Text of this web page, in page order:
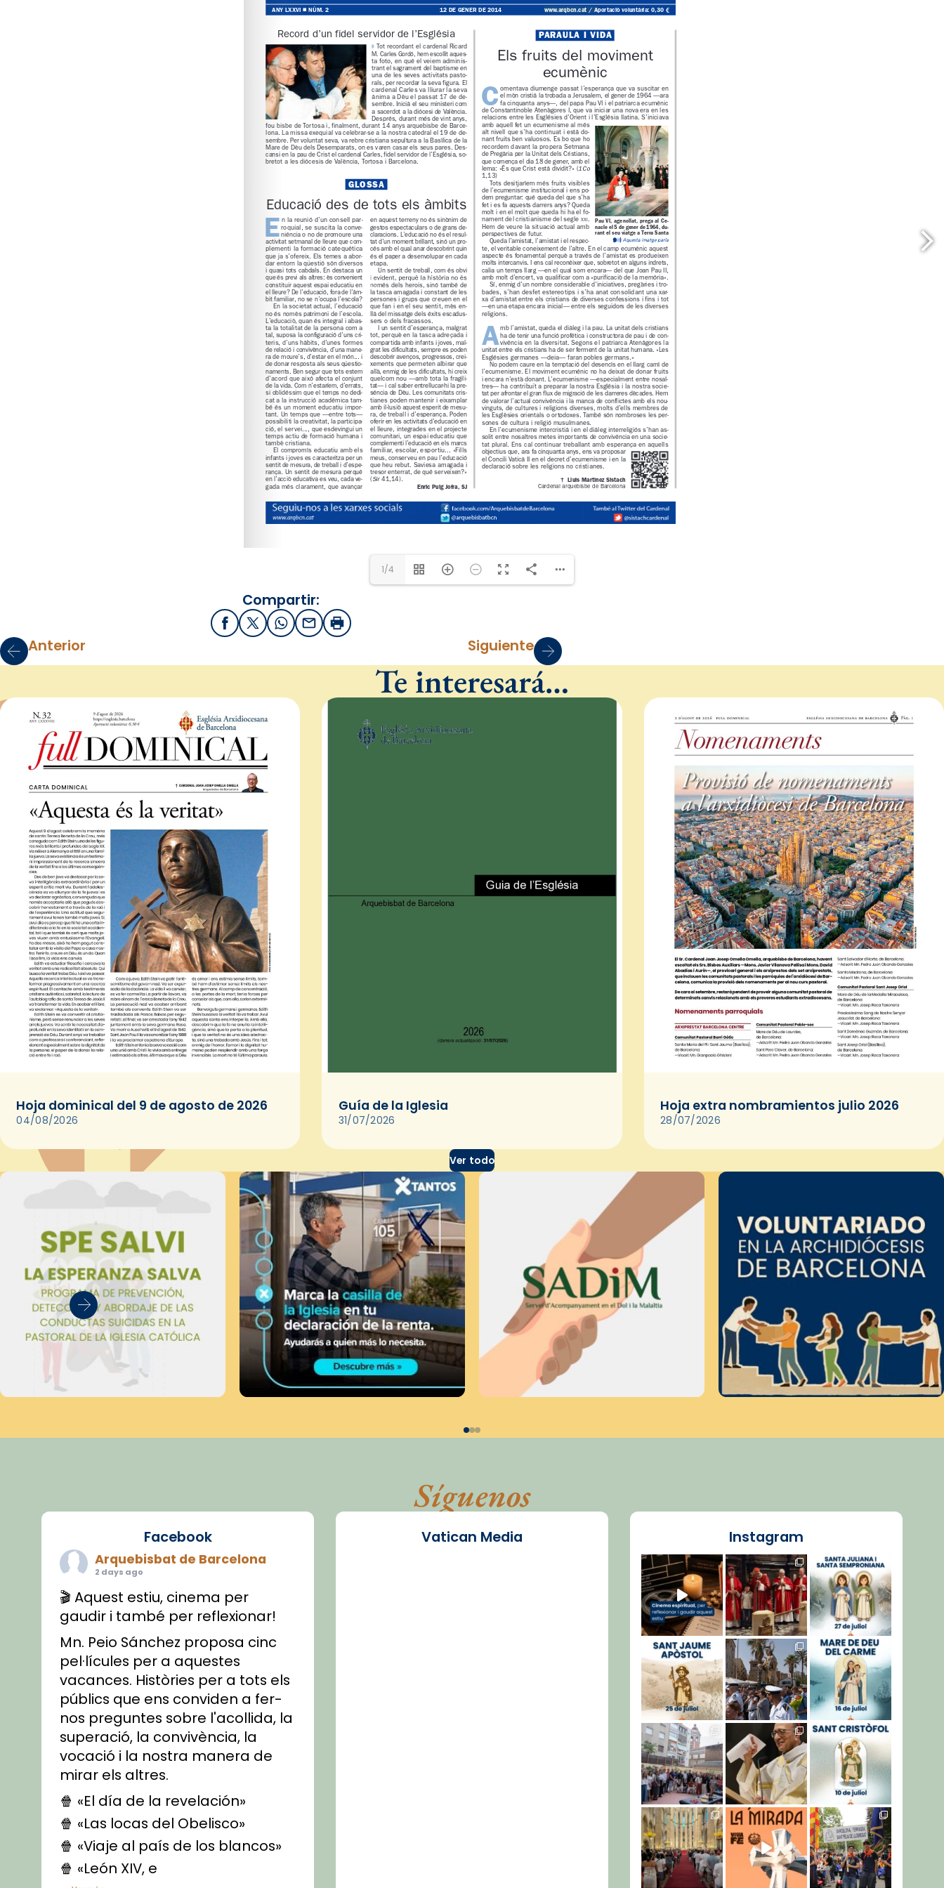
www.arqbcn.cat / Aportació voluntària: 0,30
1/4
Compartir:
FacebookX / Twitter
WhatsApp
EmailImprimir
Anterior Siguiente
Te interesará…
Hoja dominical del 9 de agosto de 2026
04/08/2026
Guía de la Iglesia
31/07/2026
Hoja extra nombramientos julio 2026
28/07/2026
Ver todo
Síguenos
Facebook
Arquebisbat de Barcelona
2 days ago
🎬 Aquest estiu, cinema per
gaudir i també per reflexionar!
Mn. Peio Sánchez proposa cinc
pel·lícules per a aquestes
vacances. Històries per a tots els
públics que ens conviden a fer-
nos preguntes sobre l'acollida, la
superació, la convivència, la
vocació i la nostra manera de
mirar els altres.
🍿 «El día de la revelación»
🍿 «Las locas del Obelisco»
🍿 «Viaje al país de los blancos»
🍿 «León XIV, e
Vatican Media Instagram